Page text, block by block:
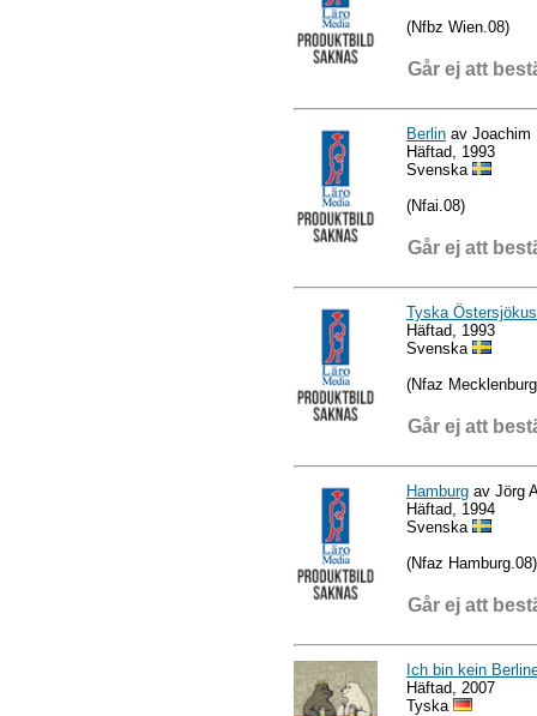
(Nfbz Wien.08)
Går ej att
Berlin av Joachim
Häftad, 1993
Svenska
(Nfai.08)
Går ej att
Tyska
Häftad, 1993
Svenska
(Nfaz
Går ej att
Hamburg av Jörg
Häftad, 1994
Svenska
(Nfaz Hamburg.08)
Går ej att
Ich bin kein
Häftad, 2007
Tyska